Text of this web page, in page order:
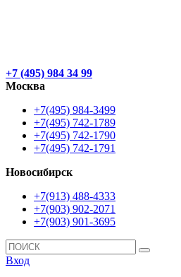
+7 (495) 984 34 99
Москва
+7(495) 984-3499
+7(495) 742-1789
+7(495) 742-1790
+7(495) 742-1791
Новосибирск
+7(913) 488-4333
+7(903) 902-2071
+7(903) 901-3695
Вход